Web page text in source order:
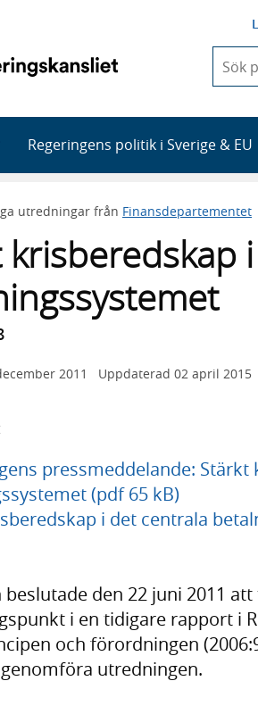
du
skriva
en
med
Regeringens politik i Sverige & EU
utredningar från Finansdepartementet
krisberedskap
2011 Uppdaterad 02 april 2015
pressmeddelande:
(pdf 65 kB)
i det centrala
beslutade den 22 juni 2011
i en tidigare rapport i
och förordningen
utredningen.